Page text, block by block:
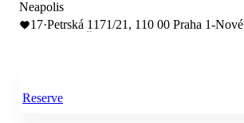
Neapolis
17·Petrská 1171/21, 110 00 Praha 1-Nové
Reserve